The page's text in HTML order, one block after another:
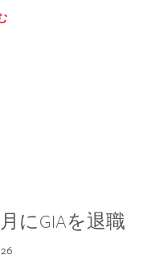
にGIAを退職